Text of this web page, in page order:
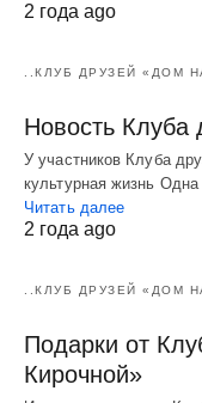
2 года ago
..КЛУБ ДРУЗЕЙ «ДОМ
Новость Клуба
У участников Клуба
культурная жизнь
Читать далее
2 года ago
..КЛУБ ДРУЗЕЙ «ДОМ
Подарки от
Кирочной»